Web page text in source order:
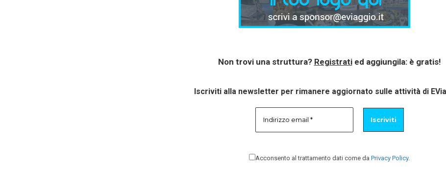
Non trovi una struttura? Registratied aggiungila: è gratis!
Iscriviti alla newsletter per rimanere aggiornato sulle attività di
Acconsento al trattamento dati come da Privacy Policy.